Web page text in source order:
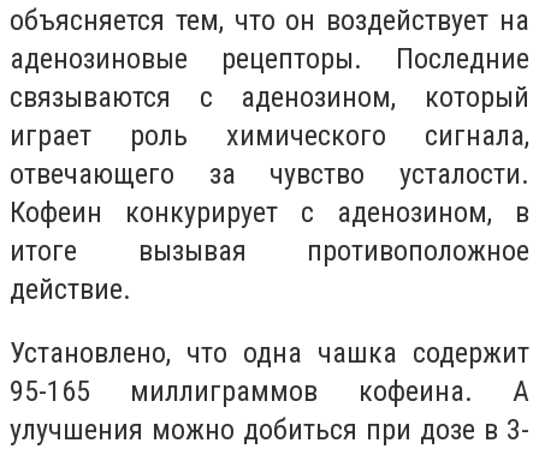
объясняется тем, что он воздействует на
аденозиновые рецепторы. Последние
связываются с аденозином, который
играет роль химического сигнала,
отвечающего за чувство усталости.
Кофеин конкурирует с аденозином, в
итоге вызывая противоположное
действие.
Установлено, что одна чашка содержит
95-165 миллиграммов кофеина. А
улучшения можно добиться при дозе в 3-